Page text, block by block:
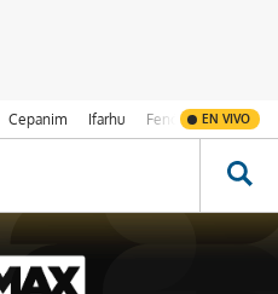
Cepanim Ifarhu Fenómeno de El
EN VIVO